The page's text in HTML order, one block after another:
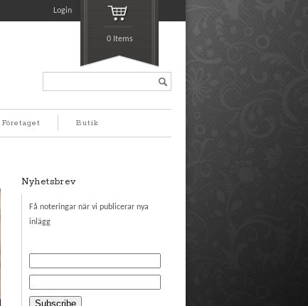
Login
0 Items
Företaget Butik
Nyhetsbrev
Få noteringar när vi publicerar nya
inlägg